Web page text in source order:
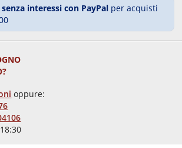
interessi con PayPal per acquisti
oppure: